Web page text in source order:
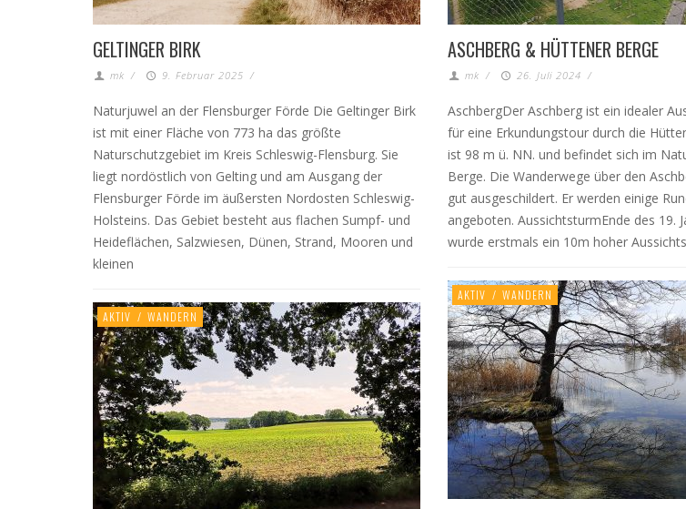
GELTINGER BIRK
mk / 9. Februar 2025 /
Naturjuwel an der Flensburger Förde Die Geltinger Birk
ist mit einer Fläche von 773 ha das größte
Naturschutzgebiet im Kreis Schleswig-Flensburg. Sie
liegt nordöstlich von Gelting und am Ausgang der
Flensburger Förde im äußersten Nordosten Schleswig-
Holsteins. Das Gebiet besteht aus flachen Sumpf- und
Heideflächen, Salzwiesen, Dünen, Strand, Mooren und
kleinen
ASCHBERG & HÜTTENER BERGE
mk / 26. Juli 2024 /
AschbergDer Aschberg ist ein idealer
für eine Erkundungstour durch die
ist 98 m ü. NN. und befindet sich im
Berge. Die Wanderwege über den
gut ausgeschildert. Er werden einige
angeboten. AussichtsturmEnde des 19.
wurde erstmals ein 10m hoher
AKTIV / WANDERN
AKTIV / WANDERN
BAROCKGARTEN IN